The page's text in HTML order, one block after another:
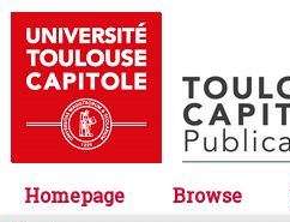
Homepage Browse